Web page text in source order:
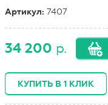
Артикул:7407
34 200 р.
КУПИТЬ В 1 КЛИК